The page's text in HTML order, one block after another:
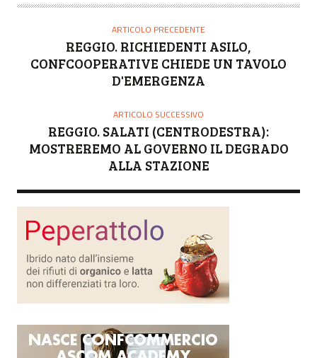
T
ARTICOLO PRECEDENTE
REGGIO. RICHIEDENTI ASILO,
CONFCOOPERATIVE CHIEDE UN TAVOLO
D'EMERGENZA
ARTICOLO SUCCESSIVO
REGGIO. SALATI (CENTRODESTRA):
MOSTREREMO AL GOVERNO IL DEGRADO
ALLA STAZIONE